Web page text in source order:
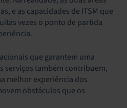
e as capacidades de ITSM que
vezes o ponto de partida
que garantem uma
serviços também contribuem,
melhor experiência dos
obstáculos que os